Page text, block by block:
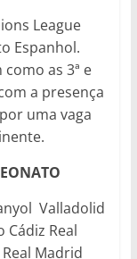
League
Espanhol.
as 3ª e
a presença
uma vaga
​Valladolid
​Cádiz Real
Madrid